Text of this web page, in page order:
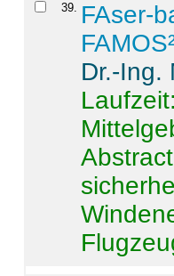
39. FAser-
Dr.-Ing.